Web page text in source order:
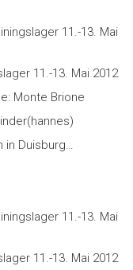
11.-13. Mai
11.-13. Mai 2012
Monte Brione
in Duisburg…
11.-13. Mai
11.-13. Mai 2012